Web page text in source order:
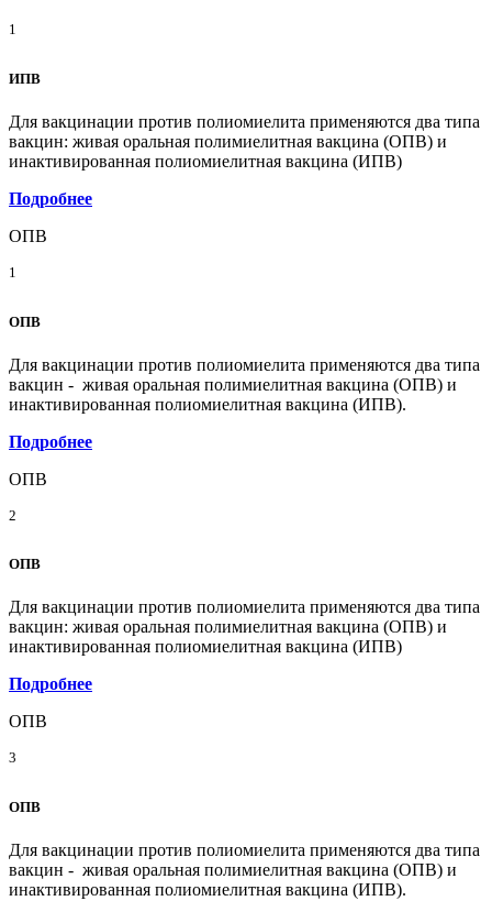
1
ИПВ
Для вакцинации против полиомиелита применяются два типа
вакцин: живая оральная полимиелитная вакцина (ОПВ) и
инактивированная полиомиелитная вакцина (ИПВ)
Подробнее
ОПВ
1
ОПВ
Для вакцинации против полиомиелита применяются два типа
вакцин - живая оральная полимиелитная вакцина (ОПВ) и
инактивированная полиомиелитная вакцина (ИПВ).
Подробнее
ОПВ
2
ОПВ
Для вакцинации против полиомиелита применяются два типа
вакцин: живая оральная полимиелитная вакцина (ОПВ) и
инактивированная полиомиелитная вакцина (ИПВ)
Подробнее
ОПВ
3
ОПВ
Для вакцинации против полиомиелита применяются два типа
вакцин - живая оральная полимиелитная вакцина (ОПВ) и
инактивированная полиомиелитная вакцина (ИПВ).